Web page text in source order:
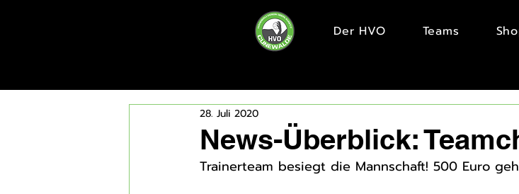
Der HVO Teams
News-Überblick:
28. Juli 2020
Trainerteam besiegt die Mannschaft! 500 Euro